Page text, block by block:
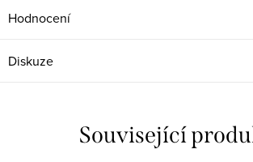
Hodnocení
Diskuze
Související